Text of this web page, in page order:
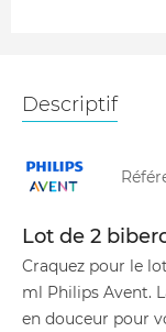
Descriptif
Lot de 2
Craquez pour le
ml Philips Avent.
en douceur pour